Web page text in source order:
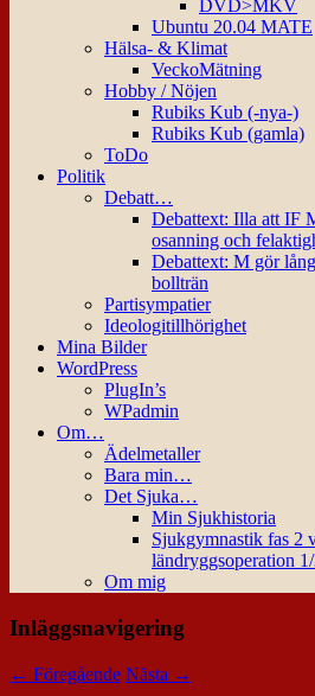
DVD>MKV
Ubuntu 20.04 MATE
Hälsa- & Klimat
VeckoMätning
Hobby / Nöjen
Rubiks Kub (-nya-)
Rubiks Kub (gamla)
ToDo
Politik
Debatt…
Debattext: Illa att IF
osanning och
Debattext: M gör
bollträn
Partisympatier
Ideologitillhörighet
Mina Bilder
WordPress
PlugIn’s
WPadmin
Om…
Ädelmetaller
Bara min…
Det Sjuka…
Min Sjukhistoria
Sjukgymnastik fas 2
ländryggsoperation
Om mig
Inläggsnavigering
← Föregående Nästa →